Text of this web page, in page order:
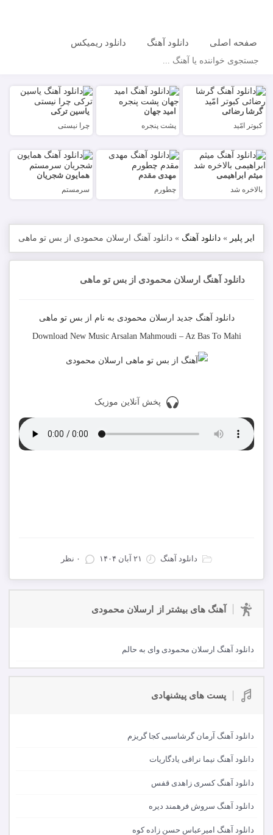
صفحه اصلی دانلود آهنگ دانلود ریمیکس
گرشا رضائی
کبوتر امّید
امید جهان
پشت پنجره
یاسین ترکی
چرا نیستی
میثم ابراهیمی
بالاخره شد
مهدی مقدم
چطورم
همایون شجریان
سرمستم
ایر پلیر » دانلود آهنگ » دانلود آهنگ ارسلان محمودی از بس تو ماهی
دانلود آهنگ ارسلان محمودی از بس تو ماهی
دانلود آهنگ جدید ارسلان محمودی به نام
از بس تو ماهی
Download New Music Arsalan Mahmoudi– Az Bas To Mahi
پخش آنلاین موزیک
دانلود آهنگ ۲۱ آبان ۱۴۰۴ ۰ نظر
آهنگ های بیشتر از ارسلان محمودی
دانلود آهنگ ارسلان محمودی وای به حالم
پست های پیشنهادی
دانلود آهنگ آرمان گرشاسبی کجا گریزم
دانلود آهنگ نیما نراقی یادگاریات
دانلود آهنگ کسری زاهدی قفس
دانلود آهنگ سروش فرهمند دیره
دانلود آهنگ امیرعباس حسن زاده کوه